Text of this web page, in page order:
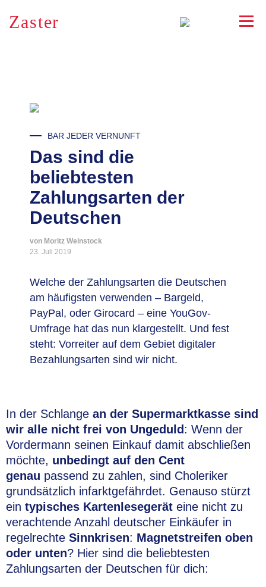
RSS
Zaster
BAR JEDER VERNUNFT
Das sind die
beliebtesten
Zahlungsarten der
Deutschen
von Moritz Weinstock
23. Juli 2019
Welche der Zahlungsarten die Deutschen
am häufigsten verwenden – Bargeld,
PayPal, oder Girocard – eine YouGov-
Umfrage hat das nun klargestellt. Und fest
steht: Vorreiter auf dem Gebiet digitaler
Bezahlungsarten sind wir nicht.
In der Schlange an der Supermarktkasse sind
wir alle nicht frei von Ungeduld : Wenn der
Vordermann seinen Einkauf damit abschließen
möchte, unbedingt auf den Cent
genau passend zu zahlen, sind Choleriker
grundsätzlich infarktgefährdet. Genauso stürzt
ein typisches Kartenlesegerät eine nicht zu
verachtende Anzahl deutscher Einkäufer in
regelrechte Sinnkrisen: Magnetstreifen oben
oder unten? Hier sind die beliebtesten
Zahlungsarten der Deutschen für dich: